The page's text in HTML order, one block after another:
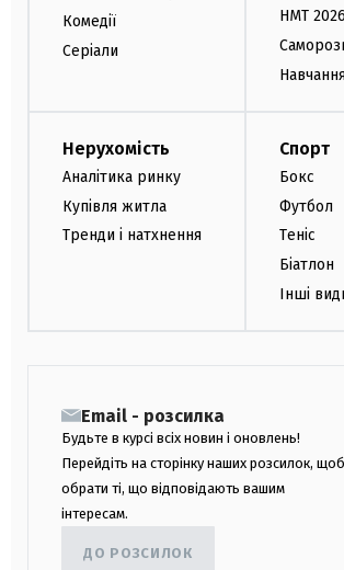
Комедії
Серіали
НМТ 2026
Нерухомість
Аналітика ринку
Купівля житла
Тренди і натхнення
Спорт
Бокс
Футбол
Теніс
Біатлон
Інші
Email - розсилка
Будьте в курсі всіх новин і оновлень!
Перейдіть на сторінку наших розсилок, щоб
обрати ті, що відповідають вашим
інтересам.
ДО РОЗСИЛОК